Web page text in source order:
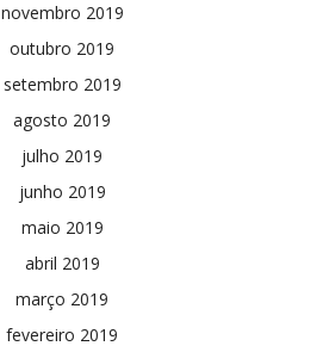
novembro 2019
outubro 2019
setembro 2019
agosto 2019
julho 2019
junho 2019
maio 2019
abril 2019
março 2019
fevereiro 2019